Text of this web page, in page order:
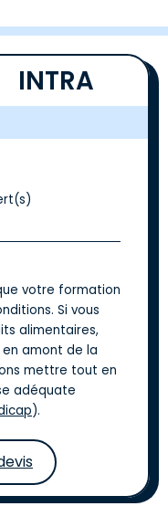
INTRA
votre formation
Si vous
alimentaires,
amont de la
mettre tout en
adéquate
).